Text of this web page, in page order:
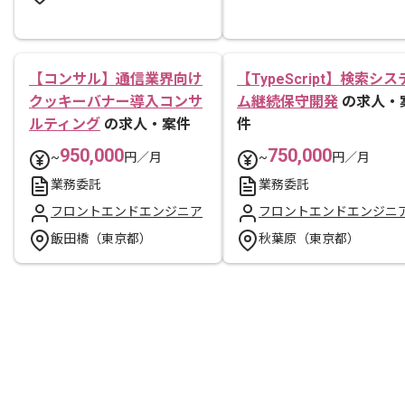
【コンサル】通信業界向け
クッキーバナー導入コンサ
ルティング の求人・案件
~950,000円／月
業務委託
フロントエンドエンジニア
飯田橋（東京都）
【TypeScript】検索シス
ム継続保守開発 の求人・
件
~750,000円／月
業務委託
フロントエンドエンジニ
秋葉原（東京都）